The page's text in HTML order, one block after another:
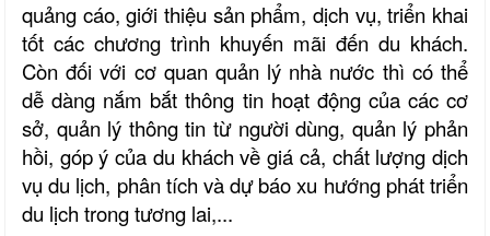
quảng cáo, giới thiệu sản phẩm, dịch vụ, triển khai
tốt các chương trình khuyến mãi đến du khách.
Còn đối với cơ quan quản lý nhà nước thì có thể
dễ dàng nắm bắt thông tin hoạt động của các cơ
sở, quản lý thông tin từ người dùng, quản lý phản
hồi, góp ý của du khách về giá cả, chất lượng dịch
vụ du lịch, phân tích và dự báo xu hướng phát triển
du lịch trong tương lai,...